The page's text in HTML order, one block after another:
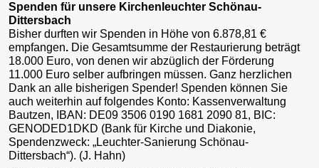
Spenden für unsere Kirchenleuchter Schönau-
Dittersbach
Bisher durften wir Spenden in Höhe von 6.878,81 €
empfangen. Die Gesamtsumme der Restaurierung beträgt
18.000 Euro, von denen wir abzüglich der Förderung
11.000 Euro selber aufbringen müssen. Ganz herzlichen
Dank an alle bisherigen Spender! Spenden können Sie
auch weiterhin auf folgendes Konto: Kassenverwaltung
Bautzen, IBAN: DE09 3506 0190 1681 2090 81, BIC:
GENODED1DKD (Bank für Kirche und Diakonie,
Spendenzweck: „Leuchter-Sanierung Schönau-
Dittersbach“). (J. Hahn)